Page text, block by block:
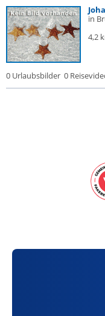
in
4,2
0 Urlaubsbilder 0